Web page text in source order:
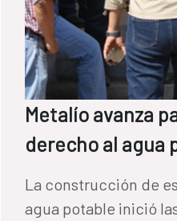
Metalío avanza
derecho al agua
La construcción de
agua potable inició